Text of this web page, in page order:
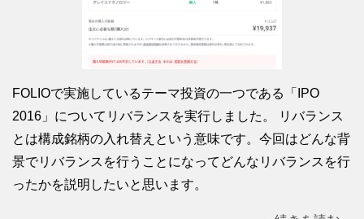
FOLIOで実施しているテーマ投資の一つである「IPO
2016」についてリバランスを実行しました。 リバランス
とは構成銘柄の入れ替えという意味です。今回はどんな背
景でリバランスを行うことになってどんなリバランスを行
ったかを説明したいと思います。